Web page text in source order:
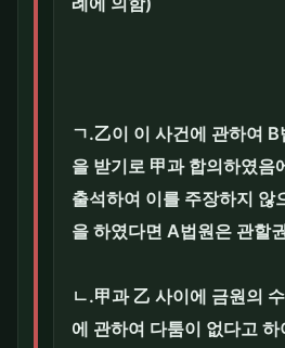
ㄱ.乙이 이 사건에 관하여
을 받기로 甲과 합의하였음
출석하여 이를 주장하지 않
을 하였다면 A법원은 관할
ㄴ.甲과 乙 사이에 금원의
에 관하여 다툼이 없다고